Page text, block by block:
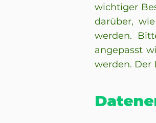
wichtiger
darüber,
werden.
angepasst
werden. Der